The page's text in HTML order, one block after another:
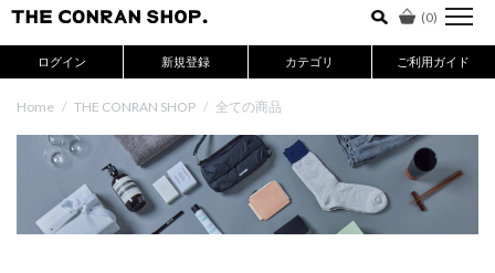
(0)
ログイン 新規登録 カテゴリ ご利用ガイド
Home / THE CONRAN SHOP / 全ての商品